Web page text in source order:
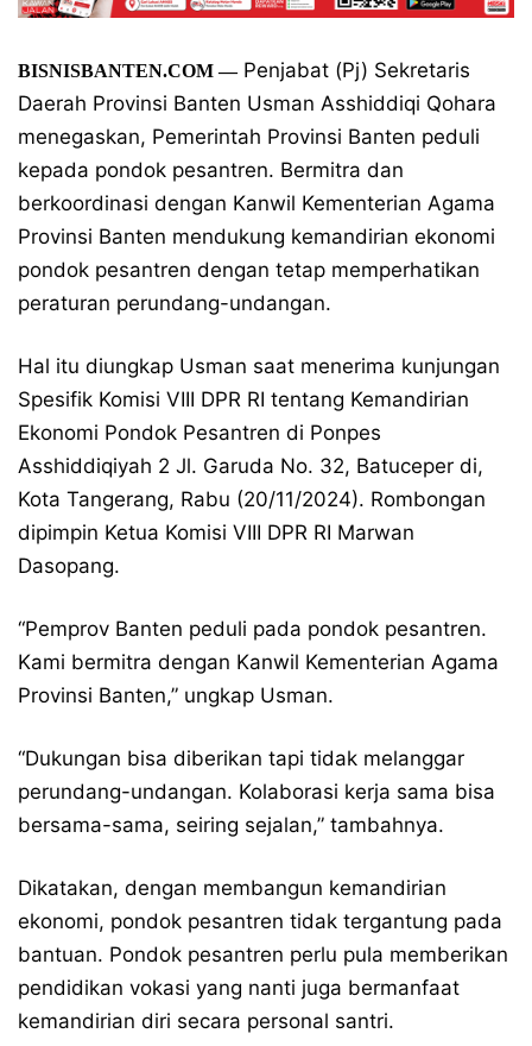
BISNISBANTEN.COM—Penjabat (Pj) Sekretaris
Daerah Provinsi Banten Usman Asshiddiqi Qohara
menegaskan, Pemerintah Provinsi Banten peduli
kepada pondok pesantren. Bermitra dan
berkoordinasi dengan Kanwil Kementerian Agama
Provinsi Banten mendukung kemandirian ekonomi
pondok pesantren dengan tetap memperhatikan
peraturan perundang-undangan.
Hal itu diungkap Usman saat menerima kunjungan
Spesifik Komisi VIII DPR RI tentang Kemandirian
Ekonomi Pondok Pesantren di Ponpes
Asshiddiqiyah 2 Jl. Garuda No. 32, Batuceper di,
Kota Tangerang, Rabu (20/11/2024). Rombongan
dipimpin Ketua Komisi VIII DPR RI Marwan
Dasopang.
“Pemprov Banten peduli pada pondok pesantren.
Kami bermitra dengan Kanwil Kementerian Agama
Provinsi Banten,” ungkap Usman.
“Dukungan bisa diberikan tapi tidak melanggar
perundang-undangan. Kolaborasi kerja sama bisa
bersama-sama, seiring sejalan,” tambahnya.
Dikatakan, dengan membangun kemandirian
ekonomi, pondok pesantren tidak tergantung pada
bantuan. Pondok pesantren perlu pula memberikan
pendidikan vokasi yang nanti juga bermanfaat
kemandirian diri secara personal santri.